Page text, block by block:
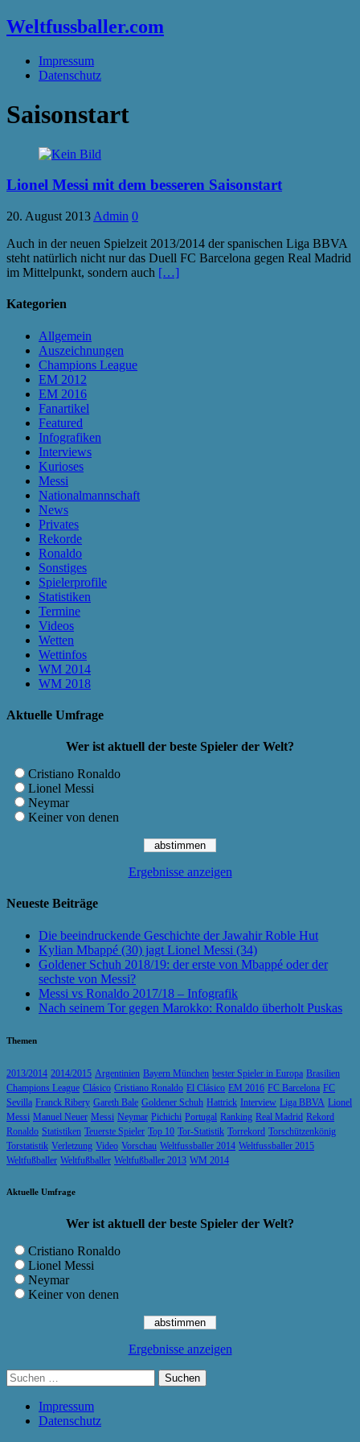
Weltfussballer.com
Impressum
Datenschutz
Saisonstart
Lionel Messi mit dem besseren Saisonstart
20. August 2013 Admin 0
Auch in der neuen Spielzeit 2013/2014 der spanischen Liga BBVA
steht natürlich nicht nur das Duell FC Barcelona gegen Real Madrid
im Mittelpunkt, sondern auch […]
Kategorien
Allgemein
Auszeichnungen
Champions League
EM 2012
EM 2016
Fanartikel
Featured
Infografiken
Interviews
Kurioses
Messi
Nationalmannschaft
News
Privates
Rekorde
Ronaldo
Sonstiges
Spielerprofile
Statistiken
Termine
Videos
Wetten
Wettinfos
WM 2014
WM 2018
Aktuelle Umfrage
Wer ist aktuell der beste Spieler der Welt?
Cristiano Ronaldo
Lionel Messi
Neymar
Keiner von denen
Ergebnisse anzeigen
Neueste Beiträge
Die beeindruckende Geschichte der Jawahir Roble Hut
Kylian Mbappé (30) jagt Lionel Messi (34)
Goldener Schuh 2018/19: der erste von Mbappé oder der
sechste von Messi?
Messi vs Ronaldo 2017/18 – Infografik
Nach seinem Tor gegen Marokko: Ronaldo überholt Puskas
Themen
2013/2014 2014/2015 Argentinien Bayern München bester Spieler in Europa Brasilien
Champions League Clásico Cristiano Ronaldo El Clásico EM 2016 FC Barcelona FC
Sevilla Franck Ribery Gareth Bale Goldener Schuh Hattrick Interview Liga BBVA Lionel
Messi Manuel Neuer Messi Neymar Pichichi Portugal Ranking Real Madrid Rekord
Ronaldo Statistiken Teuerste Spieler Top 10 Tor-Statistik Torrekord Torschützenkönig
Torstatistik Verletzung Video Vorschau Weltfussballer 2014 Weltfussballer 2015
Weltfußballer Weltfußballer Weltfußballer 2013 WM 2014
Aktuelle Umfrage
Wer ist aktuell der beste Spieler der Welt?
Cristiano Ronaldo
Lionel Messi
Neymar
Keiner von denen
Ergebnisse anzeigen
Suchen
nach:
Impressum
Datenschutz